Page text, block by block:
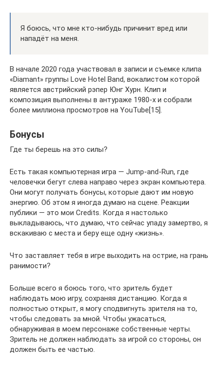
Я боюсь, что мне кто-нибудь причинит вред или
нападёт на меня.
В начале 2020 года участвовал в записи и съемке клипа
«Diamant» группы Love Hotel Band, вокалистом которой
является австрийский рэпер Юнг Хурн. Клип и
композиция выполнены в антураже 1980-х и собрали
более миллиона просмотров на YouTube[15].
Бонусы
Где ты берешь на это силы?
Есть такая компьютерная игра — Jump-and-Run, где
человечки бегут слева направо через экран компьютера.
Они могут получать бонусы, которые дают им новую
энергию. Об этом я иногда думаю на сцене. Реакции
публики — это мои Credits. Когда я настолько
выкладываюсь, что думаю, что сейчас упаду замертво, я
вскакиваю с места и беру еще одну «жизнь».
Что заставляет тебя в игре выходить на острие, на грань
ранимости?
Больше всего я боюсь того, что зритель будет
наблюдать мою игру, сохраняя дистанцию. Когда я
полностью открыт, я могу сподвигнуть зрителя на то,
чтобы следовать за мной. Чтобы ужасаться,
обнаруживая в моем персонаже собственные черты.
Зритель не должен наблюдать за игрой со стороны, он
должен быть ее частью.